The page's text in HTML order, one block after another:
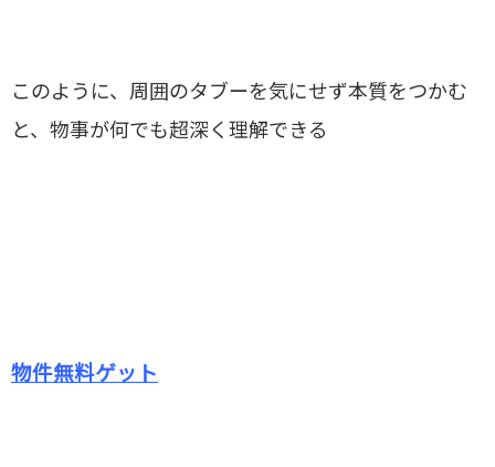
このように、周囲のタブーを気にせず本質をつかむ
と、物事が何でも超深く理解できる
物件無料ゲット